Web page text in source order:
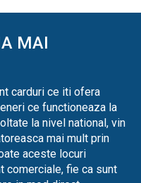
MAI
carduri ce iti ofera
ce functioneaza la
la nivel national, vin
mai mult prin
aceste locuri
comerciale, fie ca sunt